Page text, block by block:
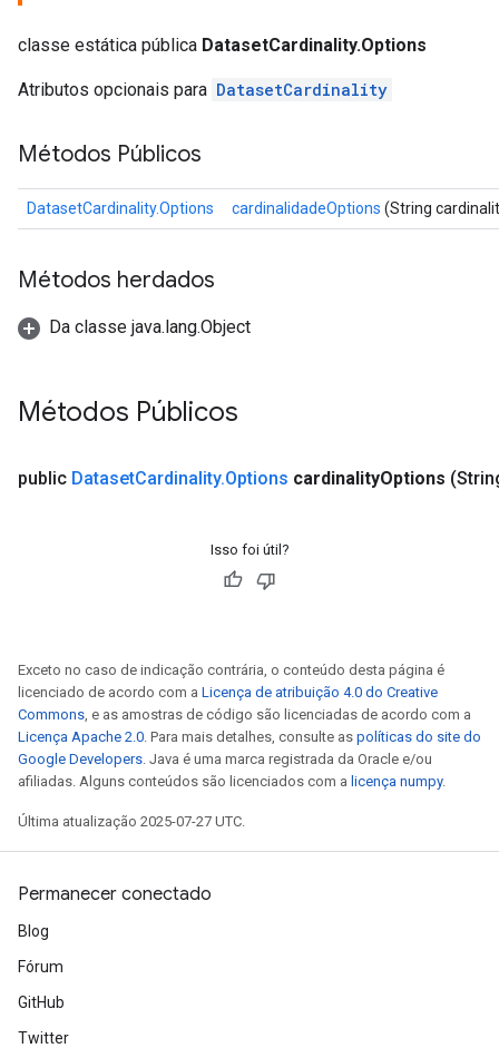
classe estática pública DatasetCardinality.Options
Atributos opcionais para DatasetCardinality
Métodos Públicos
DatasetCardinality.Options cardinalidadeOptions (String
Métodos herdados
Da classe java.lang.Object
Métodos Públicos
public DatasetCardinality.Options cardinalityOptions
Isso foi útil?
Exceto no caso de indicação contrária, o conteúdo desta página é
licenciado de acordo com a Licença de atribuição 4.0 do Creative
Commons, e as amostras de código são licenciadas de acordo com a
Licença Apache 2.0. Para mais detalhes, consulte as políticas do site do
Google Developers. Java é uma marca registrada da Oracle e/ou
afiliadas. Alguns conteúdos são licenciados com a licença numpy.
Última atualização 2025-07-27 UTC.
Permanecer conectado
Blog
Fórum
GitHub
Twitter